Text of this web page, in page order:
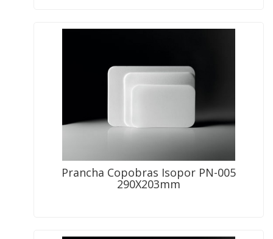
Prancha Copobras Isopor PN-005
290X203mm